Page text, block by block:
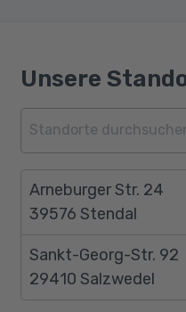
Unsere
Arneburger Str. 24
39576 Stendal
Sankt-Georg-Str. 92
29410 Salzwedel